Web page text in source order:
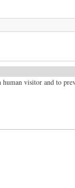
visitor and to